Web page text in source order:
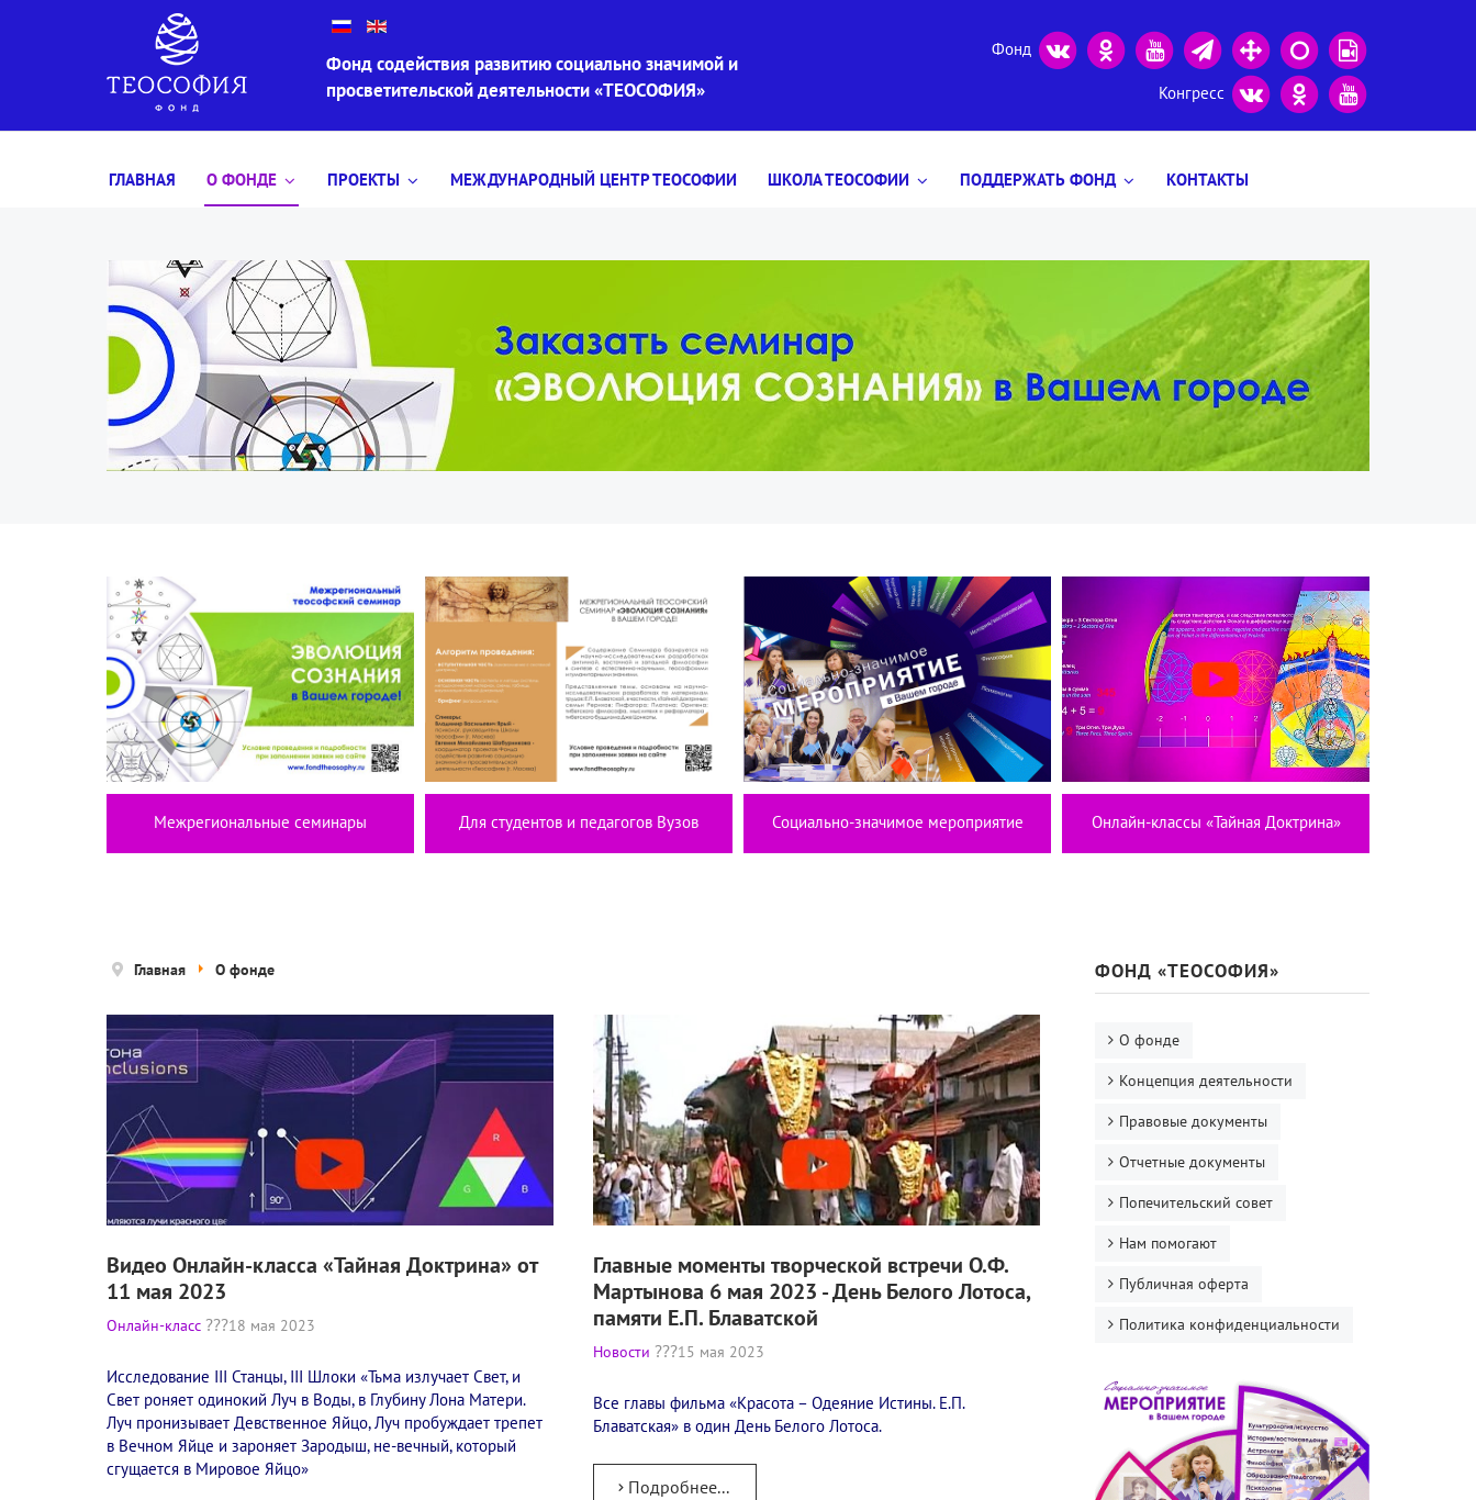
Фонд содействия развитию социально значимой и
просветительской деятельности «ТЕОСОФИЯ»
Фонд
Конгресс
ГЛАВНАЯ О ФОНДЕ ПРОЕКТЫ МЕЖДУНАРОДНЫЙ ЦЕНТР ТЕОСОФИИ ШКОЛА ТЕОСОФИИ ПОДДЕРЖАТЬ ФОНД КОНТАКТЫ
Межрегиональные семинары Для студентов и педагогов Вузов Социально-значимое мероприятие Онлайн-классы «Тайная Доктрина»
Главная О фонде
Видео Онлайн-класса «Тайная Доктрина» от
11 мая 2023
Онлайн-класс 18 мая 2023
Исследование III Станцы, III Шлоки «Тьма излучает Свет, и
Свет роняет одинокий Луч в Воды, в Глубину Лона Матери.
Луч пронизывает Девственное Яйцо, Луч пробуждает трепет
в Вечном Яйце и зароняет Зародыш, не-вечный, который
сгущается в Мировое Яйцо»
Главные моменты творческой встречи О.Ф.
Мартынова 6 мая 2023 - День Белого Лотоса,
памяти Е.П. Блаватской
Новости 15 мая 2023
Все главы фильма «Красота – Одеяние Истины. Е.П.
Блаватская» в один День Белого Лотоса.
Подробнее...
ФОНД «ТЕОСОФИЯ»
О фонде
Концепция деятельности
Правовые документы
Отчетные документы
Попечительский совет
Нам помогают
Публичная оферта
Политика конфиденциальности